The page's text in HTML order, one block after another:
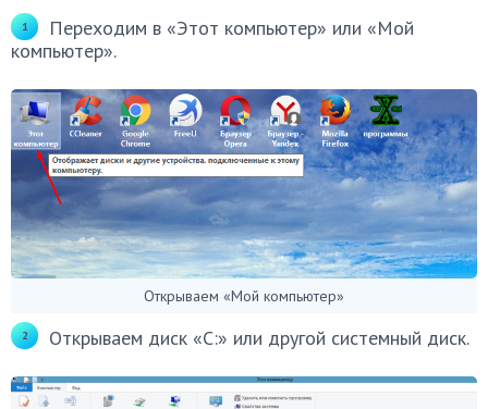
Переходим в «Этот компьютер» или «Мой
компьютер».
Открываем «Мой компьютер»
Открываем диск «С:» или другой системный диск.